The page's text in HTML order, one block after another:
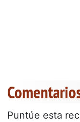
Puntúe esta